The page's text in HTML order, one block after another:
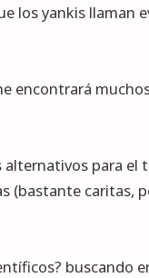
los yankis
encontrará
para
caritas,
buscando